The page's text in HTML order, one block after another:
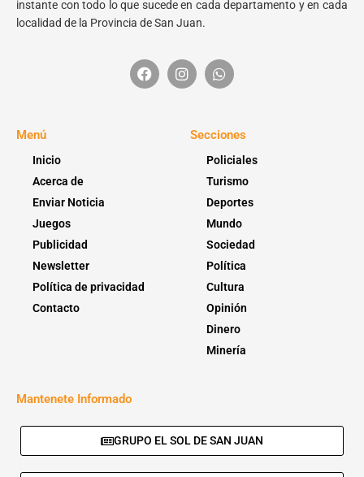
instante con todo lo que sucede en cada departamento y en cada
localidad de la Provincia de San Juan.
Menú
Inicio
Acerca de
Enviar Noticia
Juegos
Publicidad
Newsletter
Política de privacidad
Contacto
Secciones
Policiales
Turismo
Deportes
Mundo
Sociedad
Política
Cultura
Opinión
Dinero
Minería
Mantenete Informado
GRUPO EL SOL DE SAN JUAN